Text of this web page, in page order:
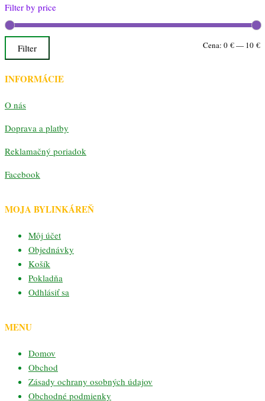
Filter by price
Filter Cena: 0 €— 10 €
INFORMÁCIE
O nás
Doprava a platby
Reklamačný poriadok
Facebook
MOJA BYLINKÁREŇ
Môj účet
Objednávky
Košík
Pokladňa
Odhlásiť sa
MENU
Domov
Obchod
Zásady ochrany osobných údajov
Obchodné podmienky